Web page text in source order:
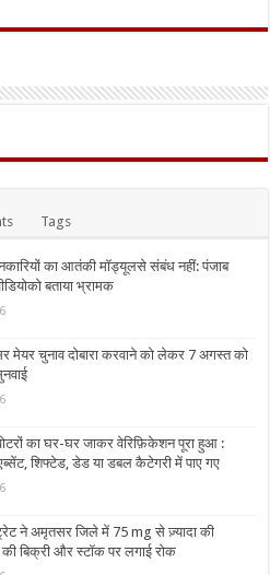
Tags
का आतंकी मॉड्यूलसे संबंध नहीं: पंजाब
बताया भ्रामक
मेयर चुनाव दोबारा करवाने को लेकर 7 अगस्त को
का घर-घर जाकर वेरिफ़िकेशन पूरा हुआ :
शिफ्टेड, डेड या डबल कैटेगरी में पाए गए
ने अमृतसर जिले में 75 mg से ज़्यादा की
बिक्री और स्टॉक पर लगाई रोक